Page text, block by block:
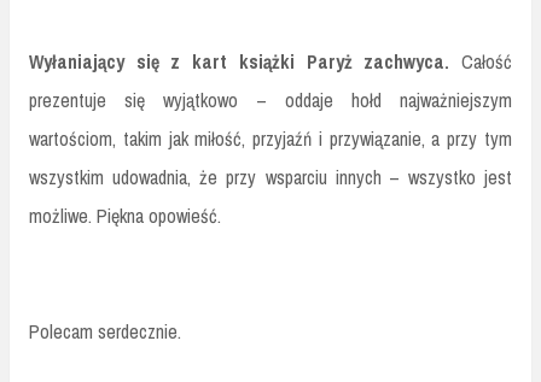
Wyłaniający się z kart książki Paryż zachwyca. Całość
prezentuje się wyjątkowo – oddaje hołd najważniejszym
wartościom, takim jak miłość, przyjaźń i przywiązanie, a przy tym
wszystkim udowadnia, że przy wsparciu innych – wszystko jest
możliwe. Piękna opowieść.
Polecam serdecznie.